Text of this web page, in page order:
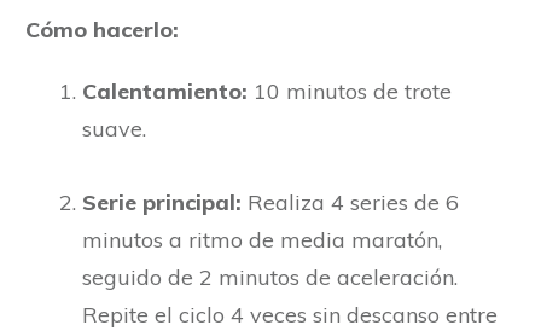
Cómo hacerlo:
Calentamiento: 10 minutos de trote
suave.
Serie principal: Realiza 4 series de 6
minutos a ritmo de media maratón,
seguido de 2 minutos de aceleración.
Repite el ciclo 4 veces sin descanso entre